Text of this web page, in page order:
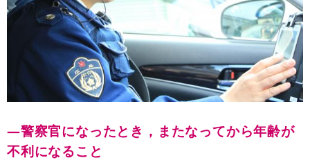
―警察官になったとき，またなってから年齢が
不利になること